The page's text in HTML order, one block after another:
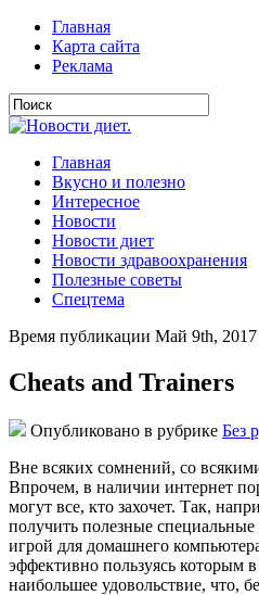
Главная
Карта сайта
Реклама
Главная
Вкусно и полезно
Интересное
Новости
Новости диет
Новости здравоохранения
Полезные советы
Спецтема
Время публикации Май 9th, 2017
Cheats and Trainers
Опубликовано в рубрике Без
Внe всякиx сомнений, со
Впрочем, в наличии интернет
могут все, кто захочет. Так,
получить полезные
игрой для домашнего
эффективно пользуясь которым
наибольшее удовольствие, что,